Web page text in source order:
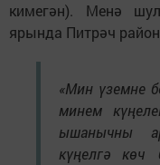
кимегән). Менә
ярында Питрәч
«Мин үземне
минем
ышанычны
күңелгә көч